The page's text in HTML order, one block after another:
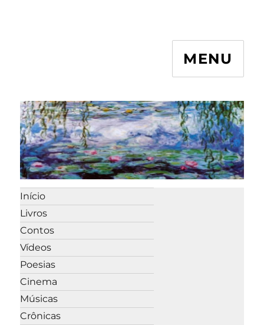
MENU
Início
Livros
Contos
Vídeos
Poesias
Cinema
Músicas
Crônicas